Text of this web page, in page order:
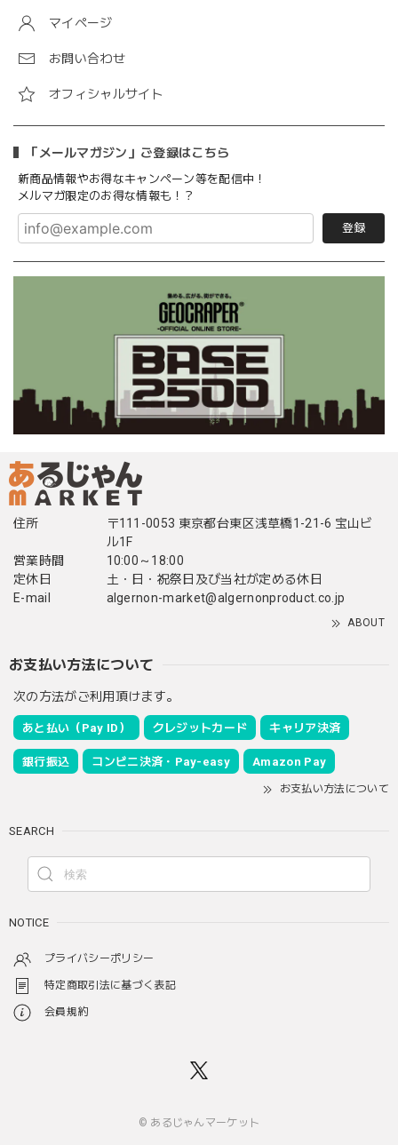
マイページ
お問い合わせ
オフィシャルサイト
「メールマガジン」ご登録はこちら
新商品情報やお得なキャンペーン等を配信中！
メルマガ限定のお得な情報も！？
登録
住所
〒111-0053 東京都台東区浅草橋1-21-6 宝山ビ
ル1F
営業時間
10:00～18:00
定休日
土・日・祝祭日及び当社が定める休日
E-mail
algernon-market@algernonproduct.co.jp
ABOUT
お支払い方法について
次の方法がご利用頂けます。
あと払い（Pay ID） クレジットカード キャリア決済
銀行振込 コンビニ決済・Pay-easy Amazon Pay
お支払い方法について
SEARCH
NOTICE
プライバシーポリシー
特定商取引法に基づく表記
会員規約
© あるじゃんマーケット